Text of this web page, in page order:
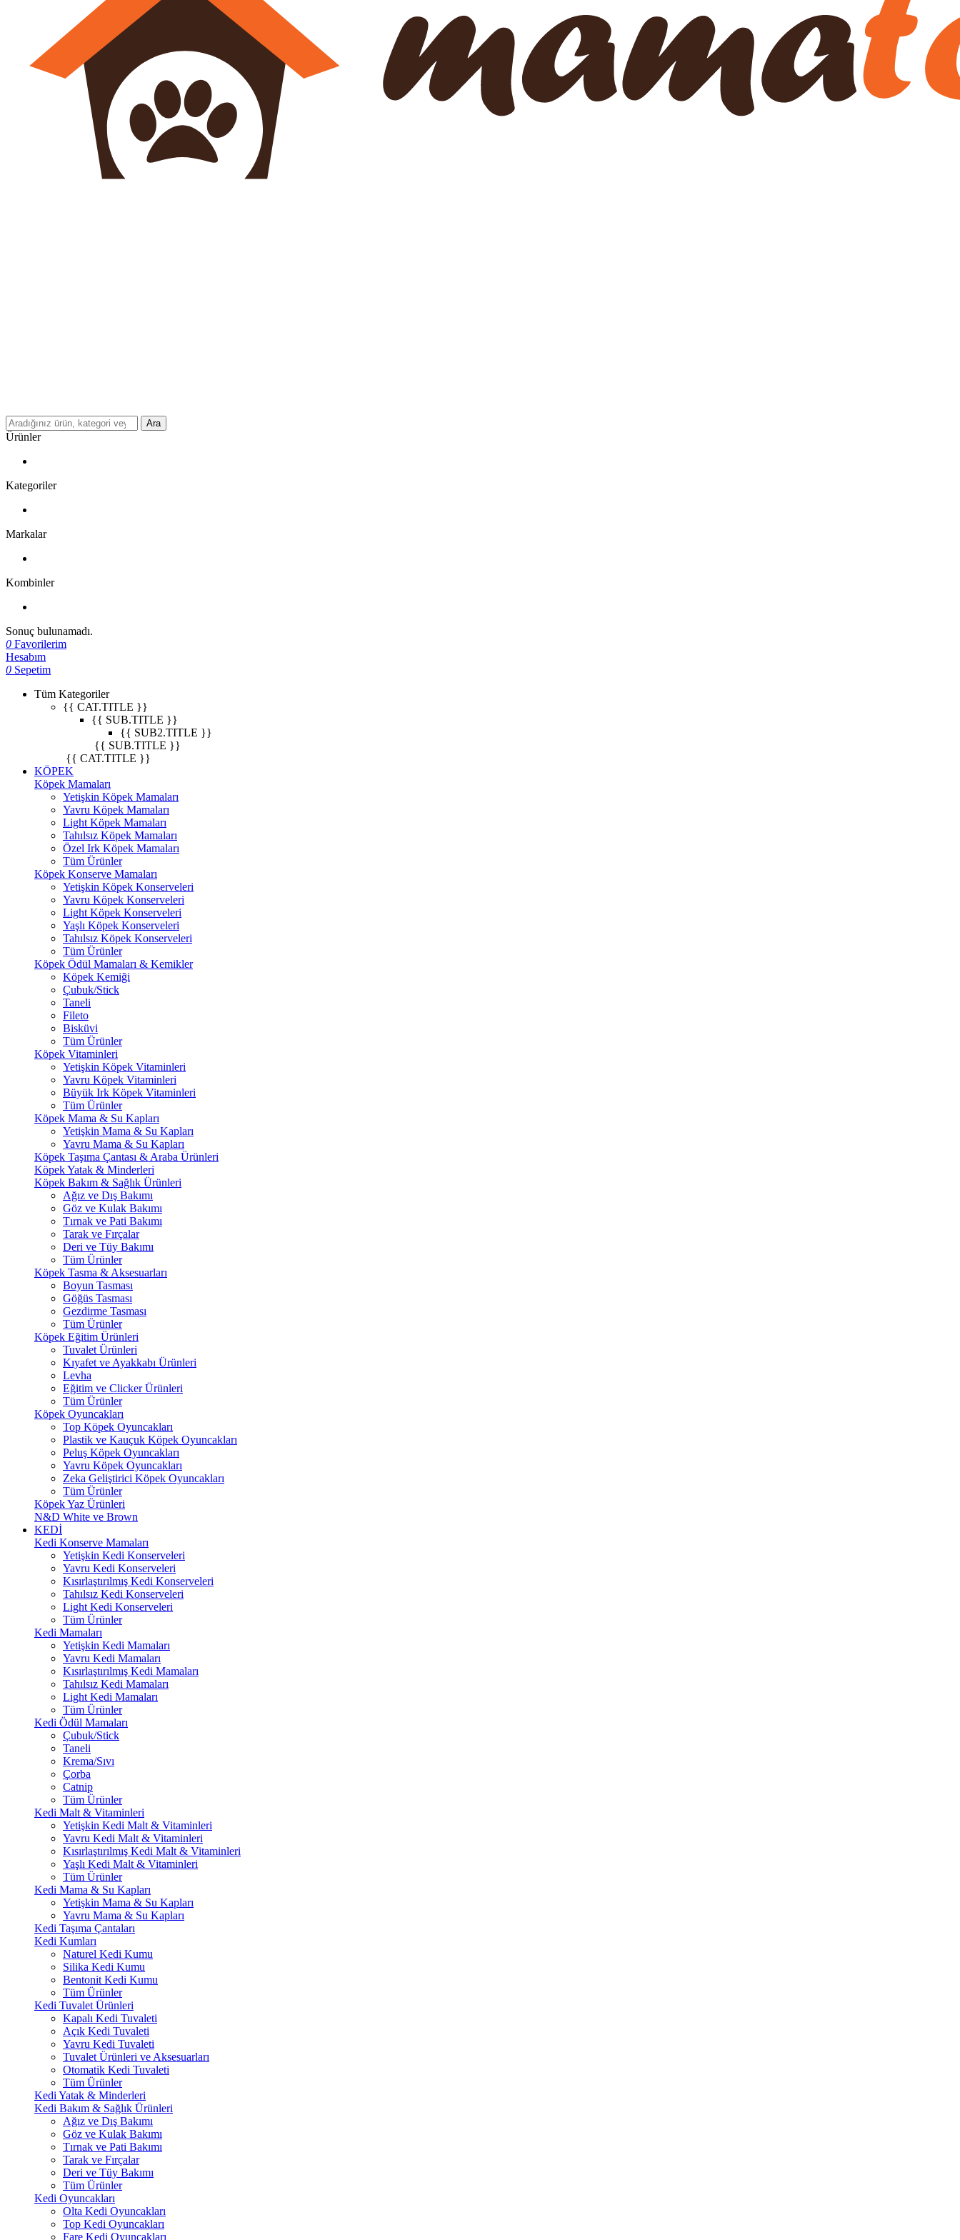
Ara
Ürünler
Kategoriler
Markalar
Kombinler
Sonuç bulunamadı.
0 Favorilerim
Hesabım
0 Sepetim
Tüm Kategoriler
{{ CAT.TITLE }}
{{ SUB.TITLE }}
{{ SUB2.TITLE }}
{{ SUB.TITLE }}
{{ CAT.TITLE }}
KÖPEK
Köpek Mamaları
Yetişkin Köpek Mamaları
Yavru Köpek Mamaları
Light Köpek Mamaları
Tahılsız Köpek Mamaları
Özel Irk Köpek Mamaları
Tüm Ürünler
Köpek Konserve Mamaları
Yetişkin Köpek Konserveleri
Yavru Köpek Konserveleri
Light Köpek Konserveleri
Yaşlı Köpek Konserveleri
Tahılsız Köpek Konserveleri
Tüm Ürünler
Köpek Ödül Mamaları & Kemikler
Köpek Kemiği
Çubuk/Stick
Taneli
Fileto
Bisküvi
Tüm Ürünler
Köpek Vitaminleri
Yetişkin Köpek Vitaminleri
Yavru Köpek Vitaminleri
Büyük Irk Köpek Vitaminleri
Tüm Ürünler
Köpek Mama & Su Kapları
Yetişkin Mama & Su Kapları
Yavru Mama & Su Kapları
Köpek Taşıma Çantası & Araba Ürünleri
Köpek Yatak & Minderleri
Köpek Bakım & Sağlık Ürünleri
Ağız ve Dış Bakımı
Göz ve Kulak Bakımı
Tırnak ve Pati Bakımı
Tarak ve Fırçalar
Deri ve Tüy Bakımı
Tüm Ürünler
Köpek Tasma & Aksesuarları
Boyun Tasması
Göğüs Tasması
Gezdirme Tasması
Tüm Ürünler
Köpek Eğitim Ürünleri
Tuvalet Ürünleri
Kıyafet ve Ayakkabı Ürünleri
Levha
Eğitim ve Clicker Ürünleri
Tüm Ürünler
Köpek Oyuncakları
Top Köpek Oyuncakları
Plastik ve Kauçuk Köpek Oyuncakları
Peluş Köpek Oyuncakları
Yavru Köpek Oyuncakları
Zeka Geliştirici Köpek Oyuncakları
Tüm Ürünler
Köpek Yaz Ürünleri
N&D White ve Brown
KEDİ
Kedi Konserve Mamaları
Yetişkin Kedi Konserveleri
Yavru Kedi Konserveleri
Kısırlaştırılmış Kedi Konserveleri
Tahılsız Kedi Konserveleri
Light Kedi Konserveleri
Tüm Ürünler
Kedi Mamaları
Yetişkin Kedi Mamaları
Yavru Kedi Mamaları
Kısırlaştırılmış Kedi Mamaları
Tahılsız Kedi Mamaları
Light Kedi Mamaları
Tüm Ürünler
Kedi Ödül Mamaları
Çubuk/Stick
Taneli
Krema/Sıvı
Çorba
Catnip
Tüm Ürünler
Kedi Malt & Vitaminleri
Yetişkin Kedi Malt & Vitaminleri
Yavru Kedi Malt & Vitaminleri
Kısırlaştırılmış Kedi Malt & Vitaminleri
Yaşlı Kedi Malt & Vitaminleri
Tüm Ürünler
Kedi Mama & Su Kapları
Yetişkin Mama & Su Kapları
Yavru Mama & Su Kapları
Kedi Taşıma Çantaları
Kedi Kumları
Naturel Kedi Kumu
Silika Kedi Kumu
Bentonit Kedi Kumu
Tüm Ürünler
Kedi Tuvalet Ürünleri
Kapalı Kedi Tuvaleti
Açık Kedi Tuvaleti
Yavru Kedi Tuvaleti
Tuvalet Ürünleri ve Aksesuarları
Otomatik Kedi Tuvaleti
Tüm Ürünler
Kedi Yatak & Minderleri
Kedi Bakım & Sağlık Ürünleri
Ağız ve Dış Bakımı
Göz ve Kulak Bakımı
Tırnak ve Pati Bakımı
Tarak ve Fırçalar
Deri ve Tüy Bakımı
Tüm Ürünler
Kedi Oyuncakları
Olta Kedi Oyuncakları
Top Kedi Oyuncakları
Fare Kedi Oyuncakları